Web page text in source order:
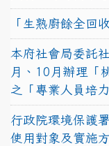
「生熟廚餘全回
本府社會局委託
月、10月辦理「
之「專業人員培力
行政院環境保護
使用對象及實施